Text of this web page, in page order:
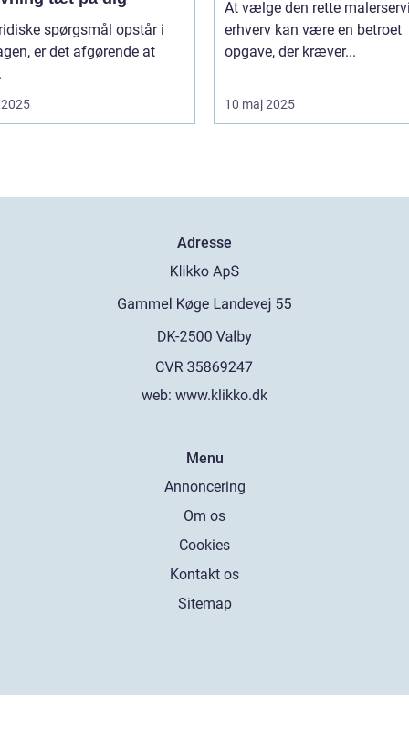
spørgsmål opstår i
er det afgørende at
At vælge den rette
erhverv kan være en betroet
opgave, der kræver...
10 maj 2025
Adresse
web: www.klikko.dk
Menu
Annoncering
Om os
Cookies
Kontakt os
Sitemap